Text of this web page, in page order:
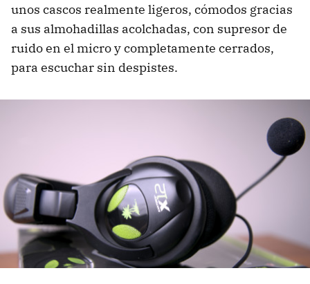
unos cascos realmente ligeros, cómodos gracias
a sus almohadillas acolchadas, con supresor de
ruido en el micro y completamente cerrados,
para escuchar sin despistes.